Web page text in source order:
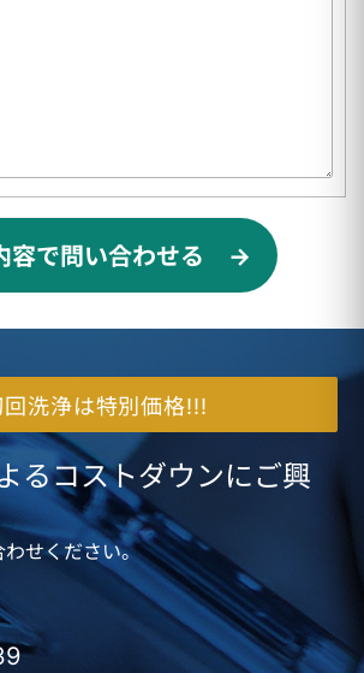
容で問い合わせる →
回洗浄は特別価格!!!
るコストダウンにご興
せください。